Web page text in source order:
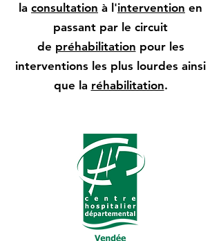
la consultation à l'intervention en
passant par le circuit
de préhabilitation pour les
interventions les plus lourdes ainsi
que la réhabilitation.